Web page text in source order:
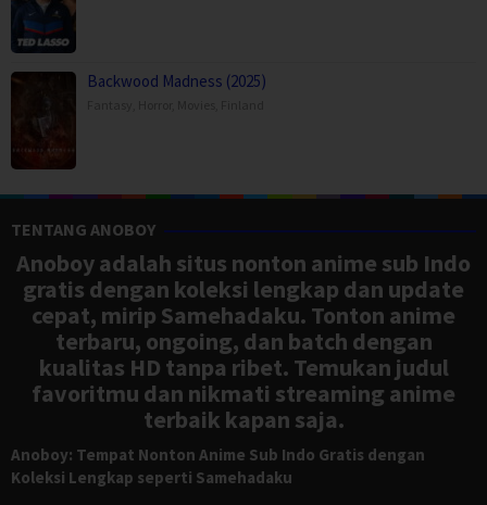
Backwood Madness (2025)
TENTANG ANOBOY
Anoboy adalah situs nonton anime sub Indo
gratis dengan koleksi lengkap dan update
cepat, mirip Samehadaku. Tonton anime
terbaru, ongoing, dan batch dengan
kualitas HD tanpa ribet. Temukan judul
favoritmu dan nikmati streaming anime
terbaik kapan saja.
Anoboy: Tempat Nonton Anime Sub Indo Gratis dengan
Koleksi Lengkap seperti Samehadaku